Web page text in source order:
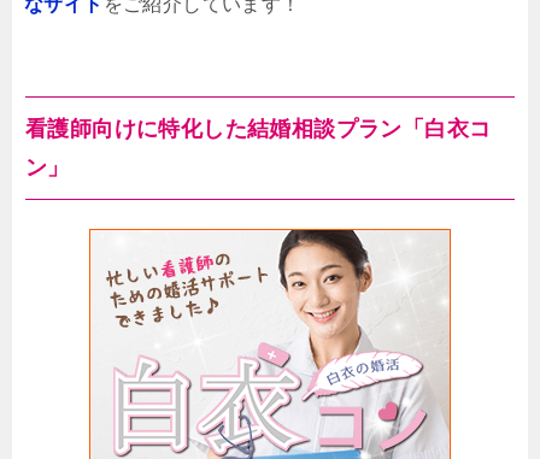
なサイト をご紹介しています！
看護師向けに特化した結婚相談プラン「白衣コ
ン」